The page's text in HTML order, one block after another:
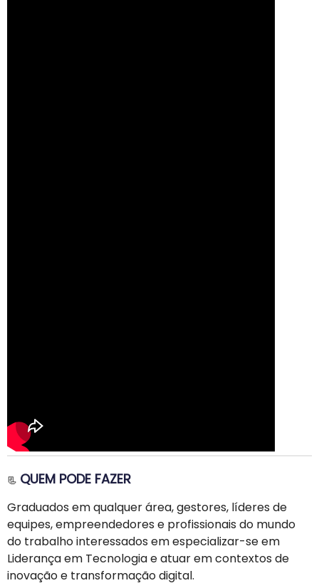
📃 QUEM PODE FAZER
Graduados em qualquer área, gestores, líderes de
equipes, empreendedores e profissionais do mundo
do trabalho interessados em especializar-se em
Liderança em Tecnologia e atuar em contextos de
inovação e transformação digital.